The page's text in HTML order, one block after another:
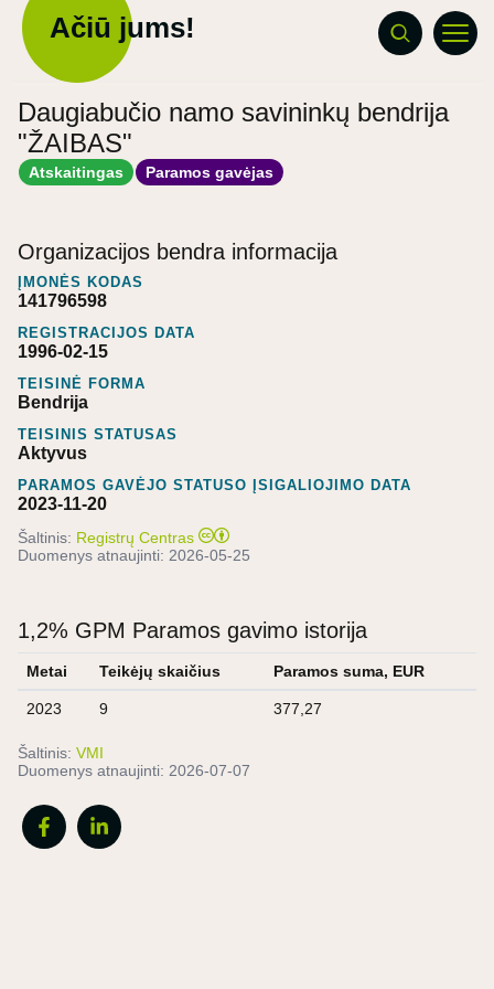
Ačiū jums!
Daugiabučio namo savininkų bendrija
"ŽAIBAS"
Atskaitingas Paramos gavėjas
Organizacijos bendra informacija
ĮMONĖS KODAS
141796598
REGISTRACIJOS DATA
1996-02-15
TEISINĖ FORMA
Bendrija
TEISINIS STATUSAS
Aktyvus
PARAMOS GAVĖJO STATUSO ĮSIGALIOJIMO DATA
2023-11-20
Šaltinis: Registrų Centras
Duomenys atnaujinti: 2026-05-25
1,2% GPM Paramos gavimo istorija
Metai Teikėjų skaičius Paramos suma, EUR
2023 9 377,27
Šaltinis: VMI
Duomenys atnaujinti: 2026-07-07